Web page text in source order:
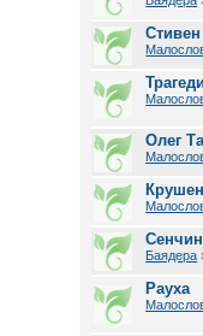
Олег
Баядера
Рауха